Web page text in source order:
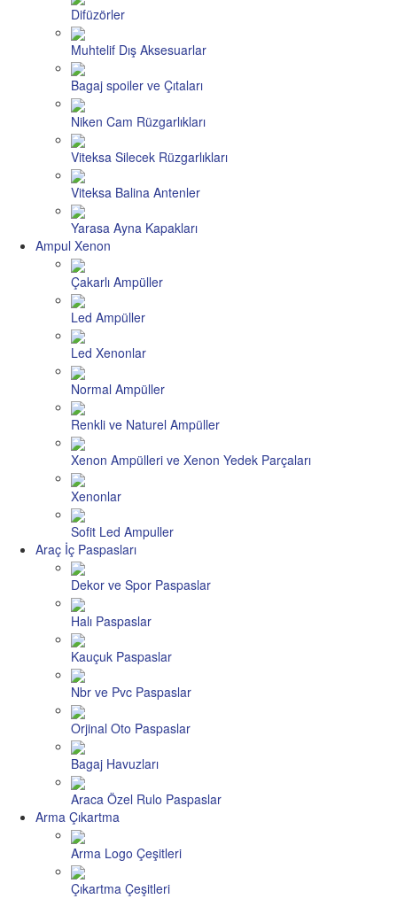
Difüzörler
Muhtelif Dış Aksesuarlar
Bagaj spoiler ve Çıtaları
Niken Cam Rüzgarlıkları
Viteksa Silecek Rüzgarlıkları
Viteksa Balina Antenler
Yarasa Ayna Kapakları
Ampul Xenon
Çakarlı Ampüller
Led Ampüller
Led Xenonlar
Normal Ampüller
Renkli ve Naturel Ampüller
Xenon Ampülleri ve Xenon Yedek Parçaları
Xenonlar
Sofit Led Ampuller
Araç İç Paspasları
Dekor ve Spor Paspaslar
Halı Paspaslar
Kauçuk Paspaslar
Nbr ve Pvc Paspaslar
Orjinal Oto Paspaslar
Bagaj Havuzları
Araca Özel Rulo Paspaslar
Arma Çıkartma
Arma Logo Çeşitleri
Çıkartma Çeşitleri